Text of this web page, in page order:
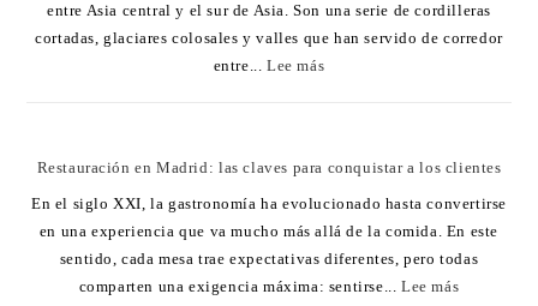
entre Asia central y el sur de Asia. Son una serie de cordilleras
cortadas, glaciares colosales y valles que han servido de corredor
entre...Lee más
Restauración en Madrid: las claves para conquistar a los clientes
En el siglo XXI, la gastronomía ha evolucionado hasta convertirse
en una experiencia que va mucho más allá de la comida. En este
sentido, cada mesa trae expectativas diferentes, pero todas
comparten una exigencia máxima: sentirse...Lee más